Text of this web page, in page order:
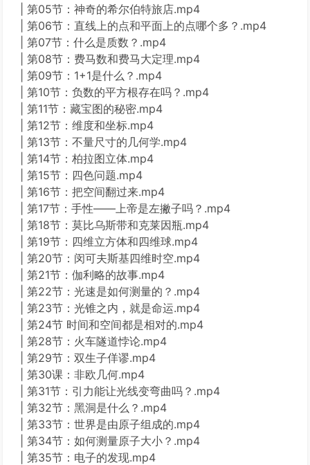
| 第05节：神奇的希尔伯特旅店.mp4
| 第06节：直线上的点和平面上的点哪个多？.mp4
| 第07节：什么是质数？.mp4
| 第08节：费马数和费马大定理.mp4
| 第09节：1+1是什么？.mp4
| 第10节：负数的平方根存在吗？.mp4
| 第11节：藏宝图的秘密.mp4
| 第12节：维度和坐标.mp4
| 第13节：不量尺寸的几何学.mp4
| 第14节：柏拉图立体.mp4
| 第15节：四色问题.mp4
| 第16节：把空间翻过来.mp4
| 第17节：手性——上帝是左撇子吗？.mp4
| 第18节：莫比乌斯带和克莱因瓶.mp4
| 第19节：四维立方体和四维球.mp4
| 第20节：闵可夫斯基四维时空.mp4
| 第21节：伽利略的故事.mp4
| 第22节：光速是如何测量的？.mp4
| 第23节：光锥之内，就是命运.mp4
| 第24节 时间和空间都是相对的.mp4
| 第28节：火车隧道悖论.mp4
| 第29节：双生子佯谬.mp4
| 第30课：非欧几何.mp4
| 第31节：引力能让光线变弯曲吗？.mp4
| 第32节：黑洞是什么？.mp4
| 第33节：世界是由原子组成的.mp4
| 第34节：如何测量原子大小？.mp4
| 第35节：电子的发现.mp4